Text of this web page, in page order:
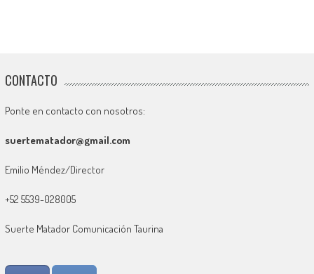
CONTACTO
Ponte en contacto con nosotros:
suertematador@gmail.com
Emilio Méndez/Director
+52 5539-028005
Suerte Matador Comunicación Taurina